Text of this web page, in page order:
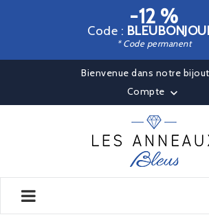
-12 %
Code :
* Code permanent
Bienvenue dans notre
Compte 